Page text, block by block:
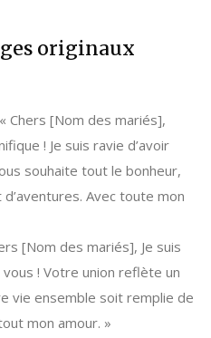
originaux
« Chers [Nom des mariés],
! Je suis ravie d’avoir
souhaite tout le bonheur,
Avec toute mon
[Nom des mariés], Je suis
! Votre union reflète un
vie ensemble soit remplie de
mon amour. »